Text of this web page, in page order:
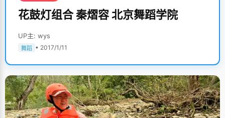
花鼓灯组合 秦熠容 北京舞蹈学院
UP主: wys
舞蹈 • 2017/1/11